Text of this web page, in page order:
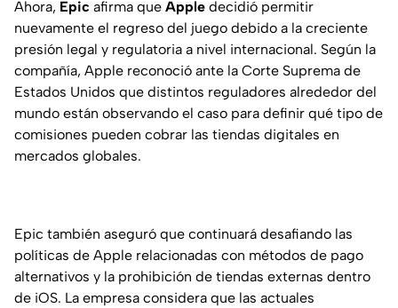
Ahora, Epic afirma que Apple decidió permitir
nuevamente el regreso del juego debido a la creciente
presión legal y regulatoria a nivel internacional. Según la
compañía, Apple reconoció ante la Corte Suprema de
Estados Unidos que distintos reguladores alrededor del
mundo están observando el caso para definir qué tipo de
comisiones pueden cobrar las tiendas digitales en
mercados globales.
Epic también aseguró que continuará desafiando las
políticas de Apple relacionadas con métodos de pago
alternativos y la prohibición de tiendas externas dentro
de iOS. La empresa considera que las actuales